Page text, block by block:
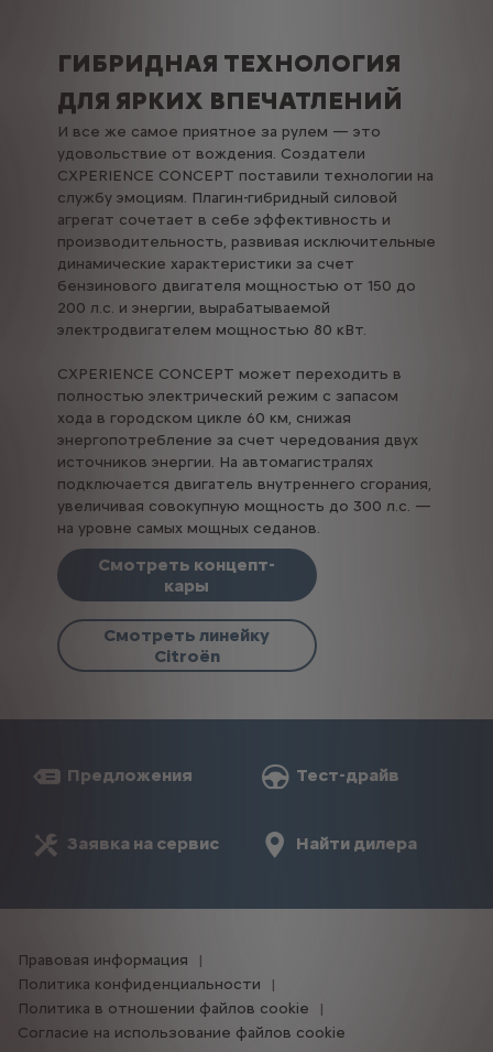
ГИБРИДНАЯ ТЕХНОЛОГИЯ
ДЛЯ ЯРКИХ ВПЕЧАТЛЕНИЙ
И все же самое приятное за рулем — это
удовольствие от вождения. Создатели
CXPERIENCE CONCEPT поставили технологии на
службу эмоциям. Плагин-гибридный силовой
агрегат сочетает в себе эффективность и
производительность, развивая исключительные
динамические характеристики за счет
бензинового двигателя мощностью от 150 до
200 л.с. и энергии, вырабатываемой
электродвигателем мощностью 80 кВт.
CXPERIENCE CONCEPT может переходить в
полностью электрический режим с запасом
хода в городском цикле 60 км, снижая
энергопотребление за счет чередования двух
источников энергии. На автомагистралях
подключается двигатель внутреннего сгорания,
увеличивая совокупную мощность до 300 л.с. —
на уровне самых мощных седанов.
Смотреть концепт-
кары
Смотреть линейку
Citroën
Предложения Тест-драйв
Заявка на сервис Найти дилера
Правовая информация
Политика конфиденциальности
Политика в отношении файлов cookie
Согласие на использование файлов cookie